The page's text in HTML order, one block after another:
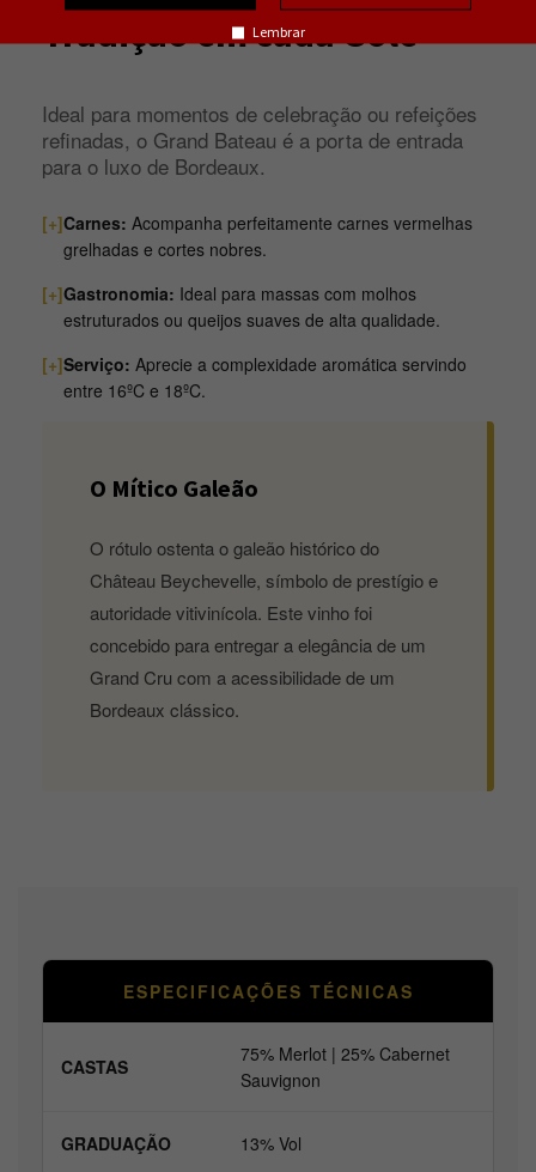
Lembrar
Tradição em cada Gole
Ideal para momentos de celebração ou refeições
refinadas, o Grand Bateau é a porta de entrada
para o luxo de Bordeaux.
[+]Carnes: Acompanha perfeitamente carnes vermelhas
grelhadas e cortes nobres.
[+]Gastronomia: Ideal para massas com molhos
estruturados ou queijos suaves de alta qualidade.
[+]Serviço: Aprecie a complexidade aromática servindo
entre 16ºC e 18ºC.
O Mítico Galeão
O rótulo ostenta o galeão histórico do
Château Beychevelle, símbolo de prestígio e
autoridade vitivinícola. Este vinho foi
concebido para entregar a elegância de um
Grand Cru com a acessibilidade de um
Bordeaux clássico.
ESPECIFICAÇÕES TÉCNICAS
CASTAS
75% Merlot | 25% Cabernet
Sauvignon
GRADUAÇÃO 13% Vol